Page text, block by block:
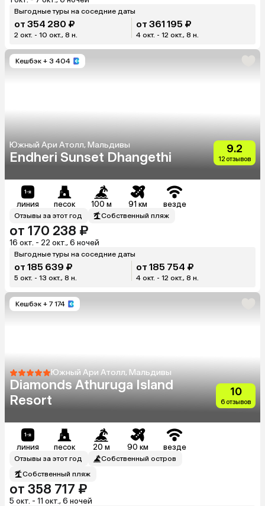
Выгодные туры на соседние даты
от 354 280 ₽
2 окт. - 10 окт., 8 н.
от 361 195 ₽
4 окт. - 12 окт., 8 н.
Кешбэк + 3 404
Южный Ари Атолл, Мальдивы
Endheri Sunset Dhangethi
9.2
12 отзывов
линия песок 100 м 91 км везде
Отзывы за этот год Собственный пляж
от 170 238 ₽
16 окт. - 22 окт., 6 ночей
Выгодные туры на соседние даты
от 185 639 ₽
5 окт. - 13 окт., 8 н.
от 185 754 ₽
4 окт. - 12 окт., 8 н.
Кешбэк + 7 174
Южный Ари Атолл, Мальдивы
Diamonds Athuruga Island
Resort
10
6 отзывов
линия песок 20 м 90 км везде
Отзывы за этот год
Собственный остров
Собственный пляж
от 358 717 ₽
5 окт. - 11 окт., 6 ночей